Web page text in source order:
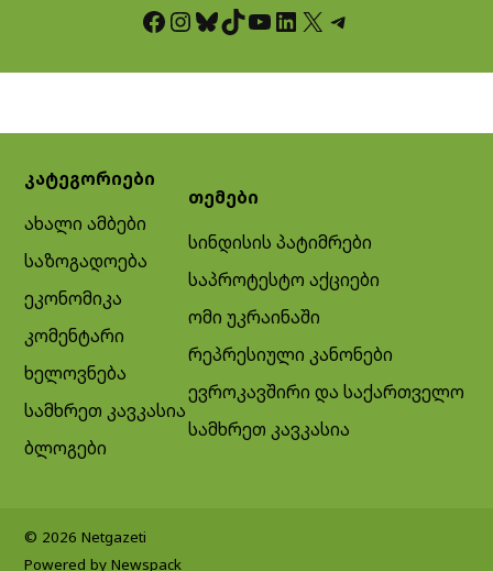
Facebook InstagramBluesky TikTok YouTube LinkedIn X Telegram
კატეგორიები
ახალი ამბები
საზოგადოება
ეკონომიკა
კომენტარი
ხელოვნება
სამხრეთ კავკასია
ბლოგები
თემები
სინდისის პატიმრები
საპროტესტო აქციები
ომი უკრაინაში
რეპრესიული კანონები
ევროკავშირი და საქართველო
სამხრეთ კავკასია
© 2026 Netgazeti
Powered by Newspack